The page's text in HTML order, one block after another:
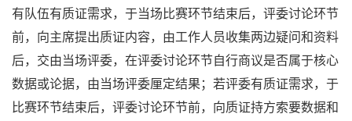
有队伍有质证需求，于当场比赛环节结束后，评委讨论环节
前，向主席提出质证内容，由工作人员收集两边疑问和资料
后，交由当场评委，在评委讨论环节自行商议是否属于核心
数据或论据，由当场评委厘定结果；若评委有质证需求，于
比赛环节结束后，评委讨论环节前，向质证持方索要数据和